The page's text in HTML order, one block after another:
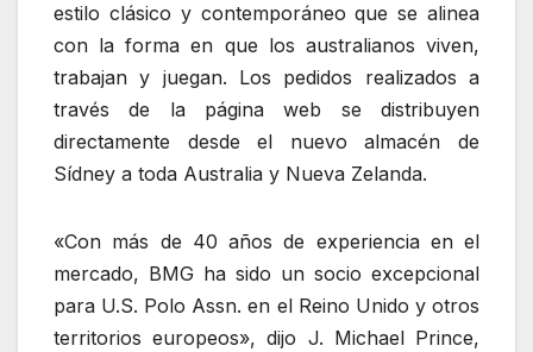
estilo clásico y contemporáneo que se alinea
con la forma en que los australianos viven,
trabajan y juegan. Los pedidos realizados a
través de la página web se distribuyen
directamente desde el nuevo almacén de
Sídney a toda Australia y Nueva Zelanda.
«Con más de 40 años de experiencia en el
mercado, BMG ha sido un socio excepcional
para U.S. Polo Assn. en el Reino Unido y otros
territorios europeos», dijo J. Michael Prince,